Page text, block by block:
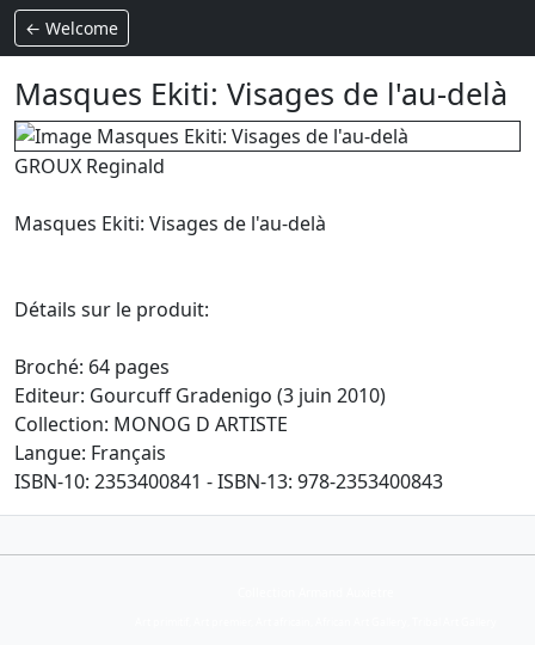
← Welcome
Masques Ekiti: Visages de l'au-delà
GROUX Reginald
Masques Ekiti: Visages de l'au-delà
Détails sur le produit:
Broché: 64 pages
Editeur: Gourcuff Gradenigo (3 juin 2010)
Collection: MONOG D ARTISTE
Langue: Français
ISBN-10: 2353400841 - ISBN-13: 978-2353400843